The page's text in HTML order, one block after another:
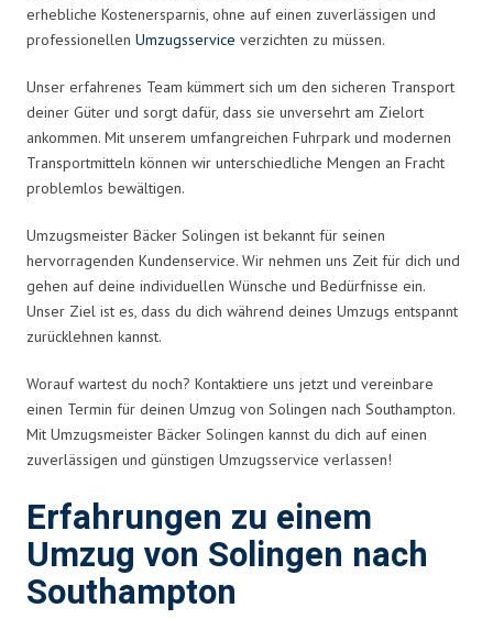
erhebliche Kostenersparnis, ohne auf einen zuverlässigen und
professionellen Umzugsservice verzichten zu müssen.
Unser erfahrenes Team kümmert sich um den sicheren Transport
deiner Güter und sorgt dafür, dass sie unversehrt am Zielort
ankommen. Mit unserem umfangreichen Fuhrpark und modernen
Transportmitteln können wir unterschiedliche Mengen an Fracht
problemlos bewältigen.
Umzugsmeister Bäcker Solingen ist bekannt für seinen
hervorragenden Kundenservice. Wir nehmen uns Zeit für dich und
gehen auf deine individuellen Wünsche und Bedürfnisse ein.
Unser Ziel ist es, dass du dich während deines Umzugs entspannt
zurücklehnen kannst.
Worauf wartest du noch? Kontaktiere uns jetzt und vereinbare
einen Termin für deinen Umzug von Solingen nach Southampton.
Mit Umzugsmeister Bäcker Solingen kannst du dich auf einen
zuverlässigen und günstigen Umzugsservice verlassen!
Erfahrungen zu einem
Umzug von Solingen nach
Southampton